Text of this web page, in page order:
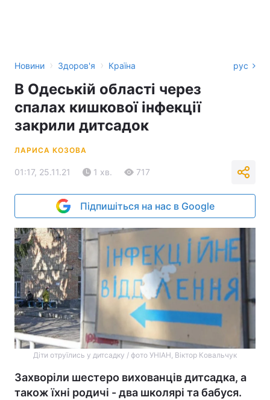
Новини › Здоров'я › Країна рус
В Одеській області через
спалах кишкової інфекції
закрили дитсадок
ЛАРИСА КОЗОВА
01:17, 25.11.21 1 хв. 717
Підпишіться на нас в Google
Діти отруїлись у дитсадку / фото УНІАН, Віктор Ковальчук
Захворіли шестеро вихованців дитсадка, а
також їхні родичі - два школярі та бабуся.